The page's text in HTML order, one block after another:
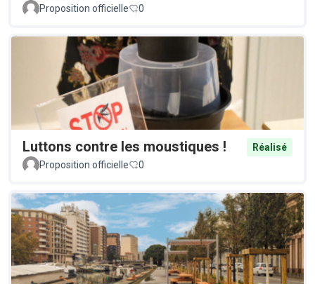
Proposition officielle 0
Luttons contre les moustiques !
Réalisé
Proposition officielle
0